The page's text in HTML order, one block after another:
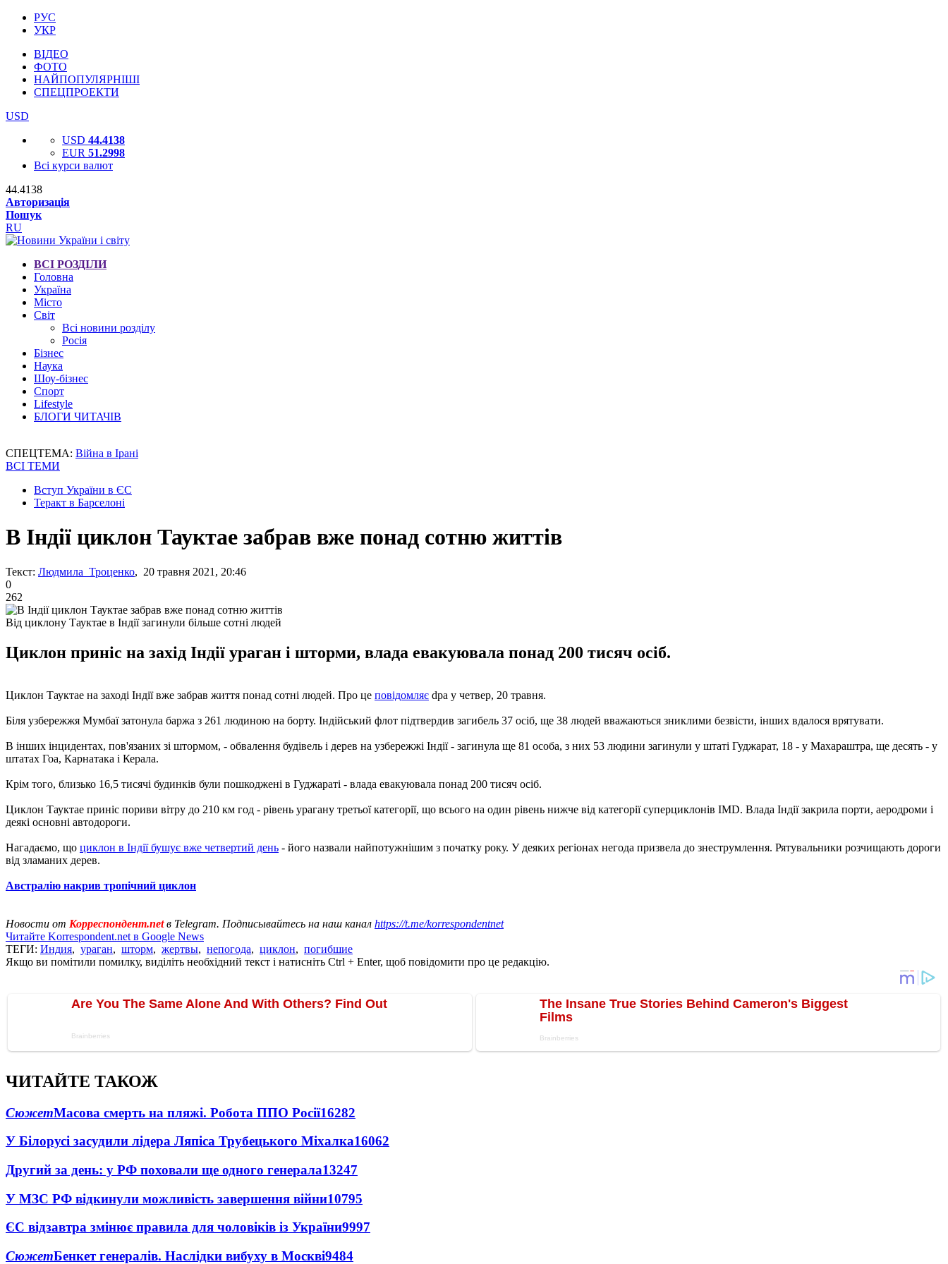
РУС
УКР
ВІДЕО
ФОТО
НАЙПОПУЛЯРНІШІ
СПЕЦПРОЕКТИ
USD
USD 44.4138
EUR 51.2998
Всі курси валют
44.4138
Авторизація
Пошук
RU
ВСІ РОЗДІЛИ
Головна
Україна
Місто
Світ
Всі новини розділу
Росія
Бізнес
Наука
Шоу-бізнес
Спорт
Lifestyle
БЛОГИ ЧИТАЧІВ
СПЕЦТЕМА: Війна в Ірані
ВСІ ТЕМИ
Вступ України в ЄС
Теракт в Барселоні
В Індії циклон Тауктае забрав вже понад сотню життів
Текст: Людмила Троценко, 20 травня 2021, 20:46
0
262
Від циклону Тауктае в Індії загинули більше сотні людей
Циклон приніс на захід Індії ураган і шторми, влада евакуювала понад 200 тисяч осіб.
Циклон Тауктае на заході Індії вже забрав життя понад сотні людей. Про це повідомляє dpa у четвер, 20 травня.
Біля узбережжя Мумбаї затонула баржа з ​​261 людиною на борту. Індійський флот підтвердив загибель 37 осіб, ще 38 людей вважаються зниклими безвісти, інших вдалося врятувати.
В інших інцидентах, пов'язаних зі штормом, - обвалення будівель і дерев на узбережжі Індії - загинула ще 81 особа, з них 53 людини загинули у штаті Гуджарат, 18 - у Махараштра, ще десять - у
штатах Гоа, Карнатака і Керала.
Крім того, близько 16,5 тисячі будинків були пошкоджені в Гуджараті - влада евакуювала понад 200 тисяч осіб.
Циклон Тауктае приніс пориви вітру до 210 км год - рівень урагану третьої категорії, що всього на один рівень нижче від категорії суперциклонів IMD. Влада Індії закрила порти, аеродроми і
деякі основні автодороги.
Нагадаємо, що циклон в Індії бушує вже четвертий день - його назвали найпотужнішим з початку року. У деяких регіонах негода призвела до знеструмлення. Рятувальники розчищають дороги
від зламаних дерев.
Австралію накрив тропічний циклон
Новости от Корреспондент.netв Telegram. Подписывайтесь на наш канал https://t.me/korrespondentnet
Читайте Korrespondent.net в Google News
ТЕГИ: Индия, ураган, шторм, жертвы, непогода, циклон, погибшие
Якщо ви помітили помилку, виділіть необхідний текст і натисніть Ctrl + Enter, щоб повідомити про це редакцію.
ЧИТАЙТЕ ТАКОЖ
СюжетМасова смерть на пляжі. Робота ППО Росії16282
У Білорусі засудили лідера Ляпіса Трубецького Міхалка16062
Другий за день: у РФ поховали ще одного генерала13247
У МЗС РФ відкинули можливість завершення війни10795
ЄС відзавтра змінює правила для чоловіків із України9997
СюжетБенкет генералів. Наслідки вибуху в Москві9484